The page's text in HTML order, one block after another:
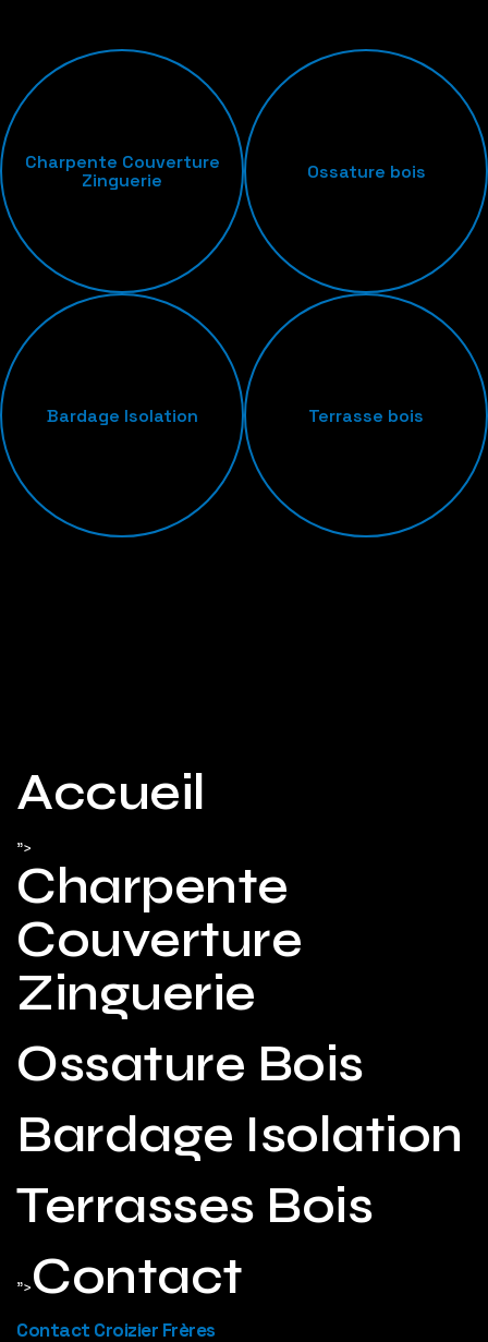
Charpente Couverture
Zinguerie
Ossature bois
Bardage Isolation Terrasse bois
Accueil
">
Charpente
Couverture
Zinguerie
Ossature Bois
Bardage Isolation
Terrasses Bois
">Contact
Contact Croizier Frères